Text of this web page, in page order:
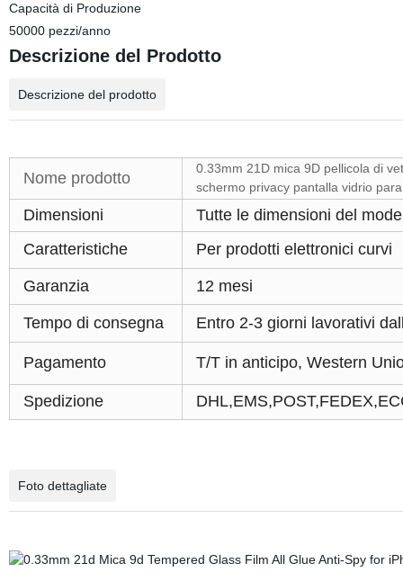
Capacità di Produzione
50000 pezzi/anno
Descrizione del Prodotto
Descrizione del prodotto
Nome prodotto
0.33mm 21D mica 9D pellicola di
schermo privacy pantalla vidrio
Dimensioni
Tutte le dimensioni del
Caratteristiche
Per prodotti elettronici curvi
Garanzia 12 mesi
Tempo di consegna Entro 2-3 giorni lavorativi
Pagamento T/T in anticipo, Western
Spedizione
Foto dettagliate